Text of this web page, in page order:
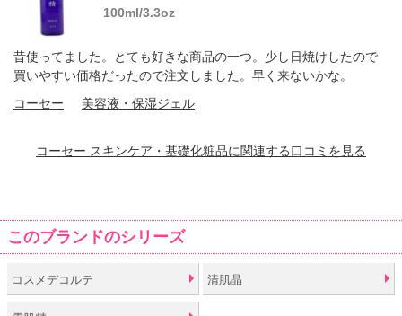
100ml/3.3oz
昔使ってました。とても好きな商品の一つ。少し日焼けしたので
買いやすい価格だったので注文しました。早く来ないかな。
コーセー
美容液・保湿ジェル
コーセー スキンケア・基礎化粧品に関連する口コミを見る
このブランドのシリーズ
コスメデコルテ 清肌晶